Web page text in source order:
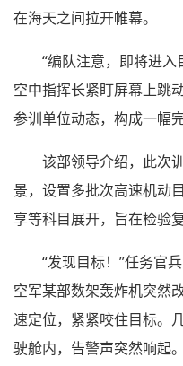
在海天之间拉开帷幕。
“编队注意，即将进入
空中指挥长紧盯屏幕上跳
参训单位动态，构成一幅
该部领导介绍，此次
景，设置多批次高速机动
享等科目展开，旨在检验
“发现目标！”任务官
空军某部数架轰炸机突然
速定位，紧紧咬住目标。
驶舱内，告警声突然响起。